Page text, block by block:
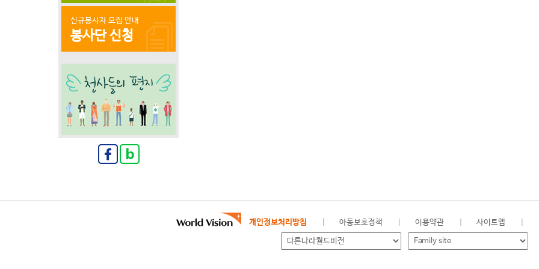
신규봉사자 모집 안내
봉사단 신청
개인정보처리방침 아동보호정책 이용약관 사이트맵